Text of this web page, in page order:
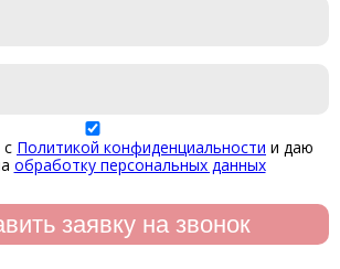
Политикой конфиденциальности и даю
обработку персональных данных